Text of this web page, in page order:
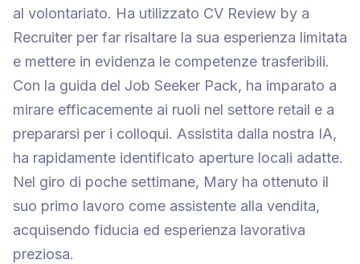
al volontariato. Ha utilizzato CV Review by a
Recruiter per far risaltare la sua esperienza limitata
e mettere in evidenza le competenze trasferibili.
Con la guida del Job Seeker Pack, ha imparato a
mirare efficacemente ai ruoli nel settore retail e a
prepararsi per i colloqui. Assistita dalla nostra IA,
ha rapidamente identificato aperture locali adatte.
Nel giro di poche settimane, Mary ha ottenuto il
suo primo lavoro come assistente alla vendita,
acquisendo fiducia ed esperienza lavorativa
preziosa.